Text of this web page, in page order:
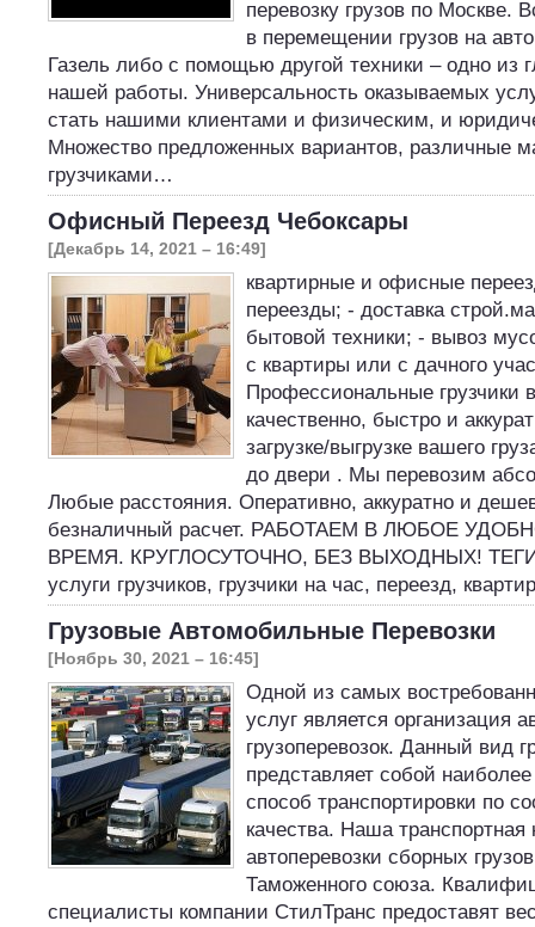
перевозку грузов по Москве.
в перемещении грузов на
Газель либо с помощью другой техники – одно из
нашей работы. Универсальность оказываемых
стать нашими клиентами и физическим, и
Множество предложенных вариантов, различные
грузчиками…
Офисный Переезд Чебоксары
[Декабрь 14, 2021 – 16:49]
квартирные и офисные
переезды; - доставка
бытовой техники; - вывоз
с квартиры или с дачного
Профессиональные грузчики
качественно, быстро и
загрузке/выгрузке вашего
до двери . Мы перевозим
Любые расстояния. Оперативно, аккуратно и
безналичный расчет. РАБОТАЕМ В ЛЮБОЕ
ВРЕМЯ. КРУГЛОСУТОЧНО, БЕЗ ВЫХОДНЫХ!
услуги грузчиков, грузчики на час, переезд,
Грузовые Автомобильные Перевозки
[Ноябрь 30, 2021 – 16:45]
Одной из самых
услуг является организация
грузоперевозок. Данный вид
представляет собой
способ транспортировки по
качества. Наша транспортная
автоперевозки сборных
Таможенного союза.
специалисты компании СтилТранс предоставят